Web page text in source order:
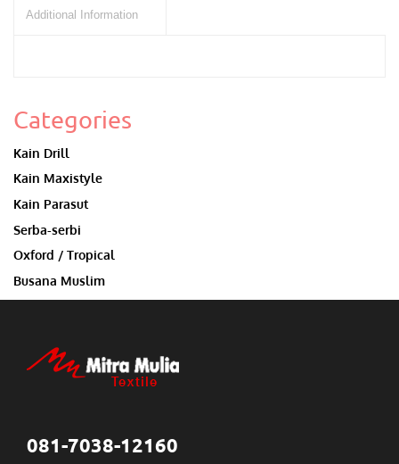
Additional Information
Categories
Kain Drill
Kain Maxistyle
Kain Parasut
Serba-serbi
Oxford / Tropical
Busana Muslim
081-7038-12160